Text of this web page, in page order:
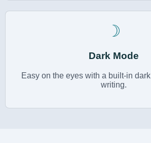
☽
Dark Mode
Easy on the eyes with a built-in
writing.